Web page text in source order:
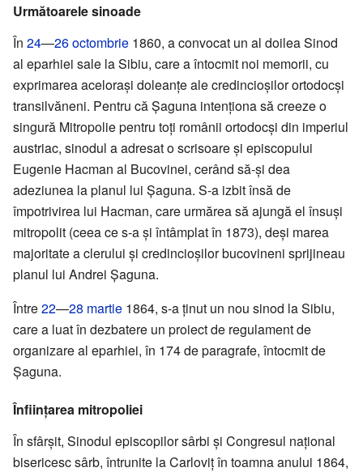
Următoarele sinoade
În 24—26 octombrie 1860, a convocat un al doilea Sinod
al eparhiei sale la Sibiu, care a întocmit noi memorii, cu
exprimarea acelorași doleanțe ale credincioșilor ortodocși
transilvăneni. Pentru că Șaguna intenționa să creeze o
singură Mitropolie pentru toți românii ortodocși din imperiul
austriac, sinodul a adresat o scrisoare și episcopului
Eugenie Hacman al Bucovinei, cerând să-și dea
adeziunea la planul lui Șaguna. S-a izbit însă de
împotrivirea lui Hacman, care urmărea să ajungă el însuși
mitropolit (ceea ce s-a și întâmplat în 1873), deși marea
majoritate a clerului și credincioșilor bucovineni sprijineau
planul lui Andrei Șaguna.
Între22—28 martie 1864, s-a ținut un nou sinod la Sibiu,
care a luat în dezbatere un proiect de regulament de
organizare al eparhiei, în 174 de paragrafe, întocmit de
Șaguna.
Înființarea mitropoliei
În sfârșit, Sinodul episcopilor sârbi și Congresul național
bisericesc sârb, întrunite la Carloviț în toamna anului 1864,